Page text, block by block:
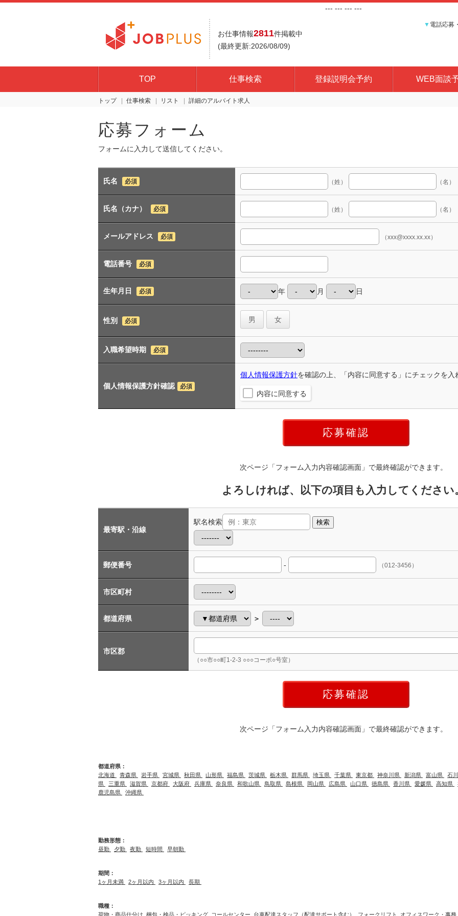
--- --- --- ---
お仕事情報2811件掲載中
(最終更新:2026/08/09)
▼ 電話応募
TOP 仕事検索 登録説明会予約 WEB面談
トップ 仕事検索 リスト 詳細
応募フォーム
フォームに入力して送信してください。
氏名 必須 （姓） （名）
氏名（カナ） 必須 （姓） （名）
メールアドレス 必須 （xxx@xxxx.xx.xx）
電話番号 必須
生年月日 必須 年 月 日
性別 必須 男 女
入職希望時期 必須
個人情報保護方針確認 必須
個人情報保護方針を確認の上、「内容に同意する」にチェックを入
内容に同意する
次ページ「フォーム入力内容確認画面」で最終確認ができます。
よろしければ、以下の項目も入力してください
最寄駅・沿線
駅名検索 検索
郵便番号 - （012-3456）
市区町村
都道府県 ＞
市区郡
（○○市○○町1-2-3 ○○○コーポ○号室）
次ページ「フォーム入力内容確認画面」で最終確認ができます。
都道府県：
北海道
青森県 岩手県 宮城県 秋田県 山形県 福島県 茨城県 栃木県 群馬県 埼玉県 千葉県 東京都 神奈川県 新潟県 富山県
石
県
三重県 滋賀県 京都府 大阪府 兵庫県 奈良県 和歌山県 鳥取県 島根県 岡山県 広島県 山口県 徳島県 香川県 愛媛県 高知県
鹿児島県
沖縄県
勤務形態：
昼勤
夕勤 夜勤 短時間 早朝勤
期間：
1ヶ月未満
2ヶ月以内 3ヶ月以内 長期
職種：
荷物・商品仕分け 梱包・検品・ピッキング コールセンター 台車配達スタッフ（配達サポート含む） フォークリフト オフィスワーク・事務